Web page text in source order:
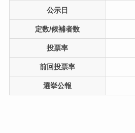
公示日
定数/候補者数
投票率
前回投票率
選挙公報